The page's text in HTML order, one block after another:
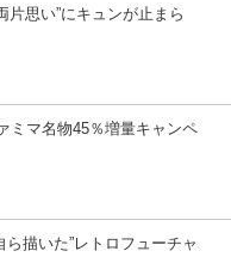
片思い”にキュンが止まら
ミマ名物45％増量キャンペ
描いた”レトロフューチャ